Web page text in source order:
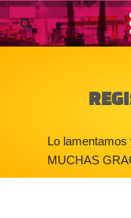
Saltar
Lo
MUCHAS